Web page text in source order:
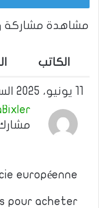
مشاهدة مشاركة
الكاتب
européenne
pour acheter